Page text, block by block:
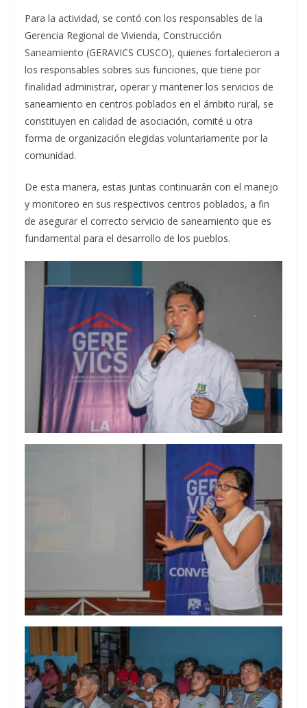
Para la actividad, se contó con los responsables de la
Gerencia Regional de Vivienda, Construcción
Saneamiento (GERAVICS CUSCO), quienes fortalecieron a
los responsables sobres sus funciones, que tiene por
finalidad administrar, operar y mantener los servicios de
saneamiento en centros poblados en el ámbito rural, se
constituyen en calidad de asociación, comité u otra
forma de organización elegidas voluntariamente por la
comunidad.
De esta manera, estas juntas continuarán con el manejo
y monitoreo en sus respectivos centros poblados, a fin
de asegurar el correcto servicio de saneamiento que es
fundamental para el desarrollo de los pueblos.